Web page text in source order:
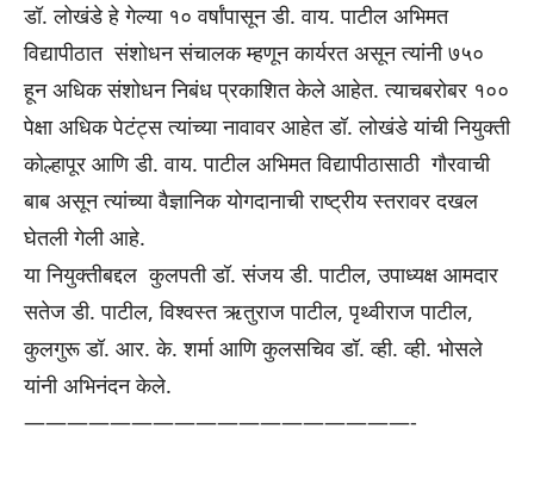
डॉ. लोखंडे हे गेल्या १० वर्षांपासून डी. वाय. पाटील अभिमत
विद्यापीठात संशोधन संचालक म्हणून कार्यरत असून त्यांनी ७५०
हून अधिक संशोधन निबंध प्रकाशित केले आहेत. त्याचबरोबर १००
पेक्षा अधिक पेटंट्स त्यांच्या नावावर आहेत डॉ. लोखंडे यांची नियुक्ती
कोल्हापूर आणि डी. वाय. पाटील अभिमत विद्यापीठासाठी गौरवाची
बाब असून त्यांच्या वैज्ञानिक योगदानाची राष्ट्रीय स्तरावर दखल
घेतली गेली आहे.
या नियुक्तीबद्दल कुलपती डॉ. संजय डी. पाटील, उपाध्यक्ष आमदार
सतेज डी. पाटील, विश्वस्त ऋतुराज पाटील, पृथ्वीराज पाटील,
कुलगुरू डॉ. आर. के. शर्मा आणि कुलसचिव डॉ. व्ही. व्ही. भोसले
यांनी अभिनंदन केले.
——————————————————-